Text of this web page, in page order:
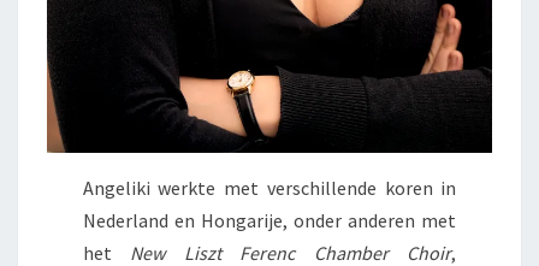
Angeliki werkte met verschillende koren in
Nederland en Hongarije, onder anderen met
het New Liszt Ferenc Chamber Choir,